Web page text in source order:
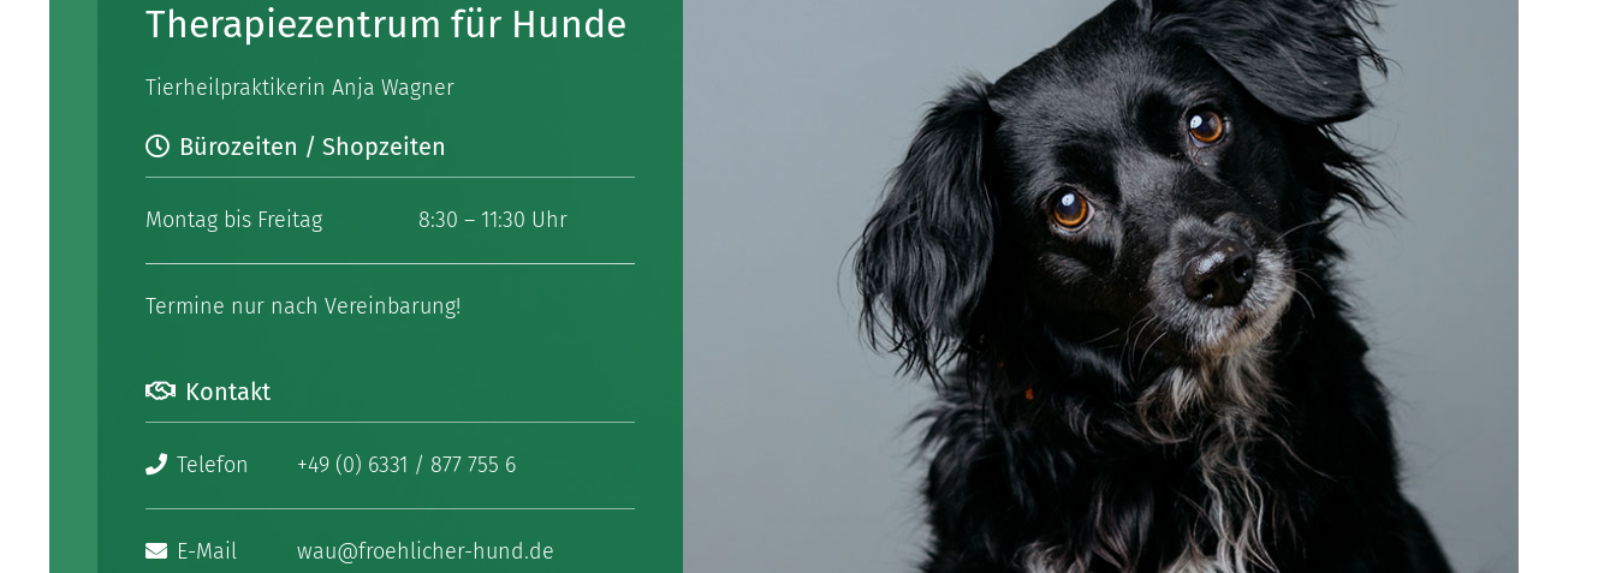
Therapiezentrum für Hunde
Tierheilpraktikerin Anja Wagner
Bürozeiten / Shopzeiten
Montag bis Freitag 8:30 – 11:30 Uhr
Termine nur nach Vereinbarung!
Kontakt
Telefon +49 (0) 6331 / 877 755 6
E-Mail wau@froehlicher-hund.de